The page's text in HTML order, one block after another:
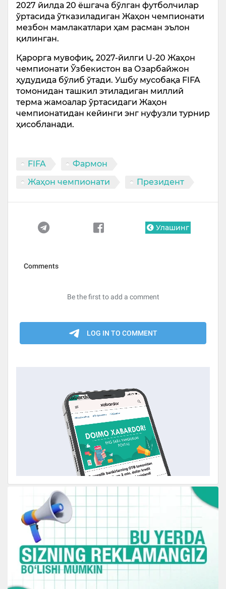
2027 йилда 20 ёшгача бўлган футболчилар
ўртасида ўтказиладиган Жаҳон чемпионати
мезбон мамлакатлари ҳам расман эълон
қилинган.
Қарорга мувофиқ, 2027-йилги U-20 Жаҳон
чемпионати Ўзбекистон ва Озарбайжон
ҳудудида бўлиб ўтади. Ушбу мусобақа FIFA
томонидан ташкил этиладиган миллий
терма жамоалар ўртасидаги Жаҳон
чемпионатидан кейинги энг нуфузли турнир
ҳисобланади.
FIFA
Фармон
Жаҳон чемпионати
Президент
Улашинг